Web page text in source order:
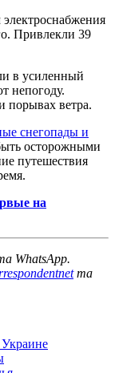
Привлекли 39
в усиленный
непогоду.
порывах ветра.
снегопады и
осторожными
путешествия
на
WhatsApp.
та